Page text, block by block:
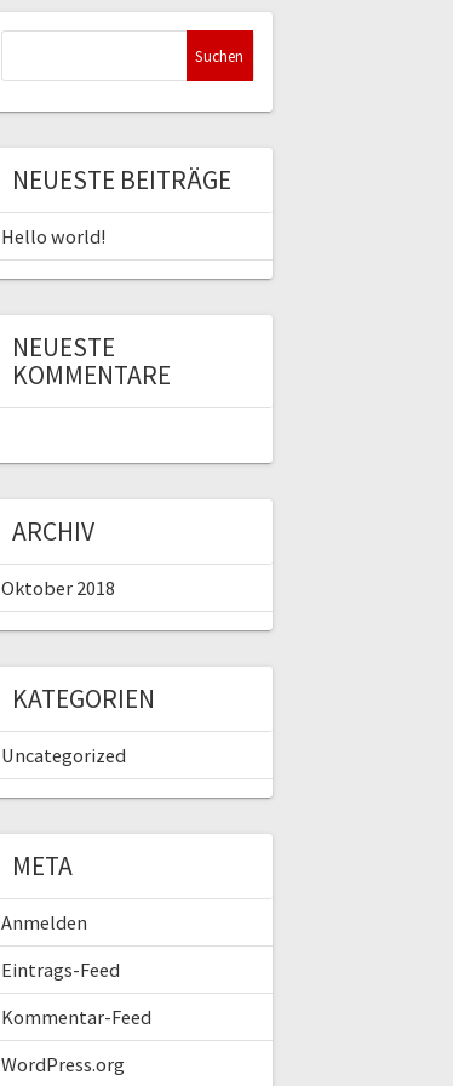
NEUESTE BEITRÄGE
Hello world!
NEUESTE
KOMMENTARE
ARCHIV
Oktober 2018
KATEGORIEN
Uncategorized
META
Anmelden
Eintrags-Feed
Kommentar-Feed
WordPress.org